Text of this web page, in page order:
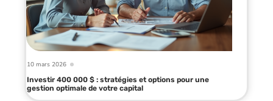
10 mars 2026
Investir 400 000 $ : stratégies et options pour une
gestion optimale de votre capital